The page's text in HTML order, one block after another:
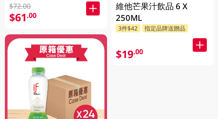
$72.00
$61.00
維他芒果汁飲品 6 X
250ML
3件$42 指定品牌送贈品
$19.00